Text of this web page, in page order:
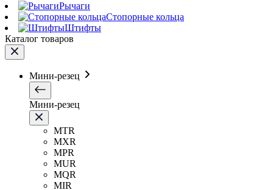
Рычаги
Стопорные кольца
Штифты
Каталог товаров
Мини-резец
Мини-резец
MTR
MXR
MPR
MUR
MQR
MIR